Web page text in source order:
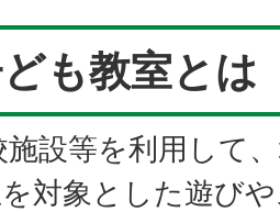
も教室とは
設等を利用して
対象とした遊び